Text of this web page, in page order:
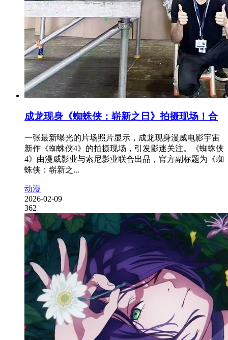
成龙现身《蜘蛛侠：崭新之日》拍摄现场！合
一张最新曝光的片场照片显示，成龙现身漫威电影宇宙
新作《蜘蛛侠4》的拍摄现场，引发影迷关注。《蜘蛛侠
4》由漫威影业与索尼影业联合出品，官方副标题为《蜘
蛛侠：崭新之...
动漫
2026-02-09
362